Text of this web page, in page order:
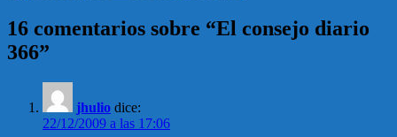
16 comentarios sobre “El consejo diario
366”
jhulio dice:
22/12/2009 a las 17:06